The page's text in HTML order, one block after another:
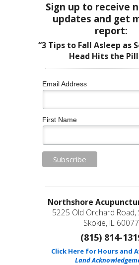
Sign up to receive
updates and get
report:
“3 Tips to Fall Asleep as
Head Hits the
Email Address
First Name
Northshore
5225 Old Orchard Road,
Skokie, IL 60077
(815) 814-
Click Here for Hours and
Land